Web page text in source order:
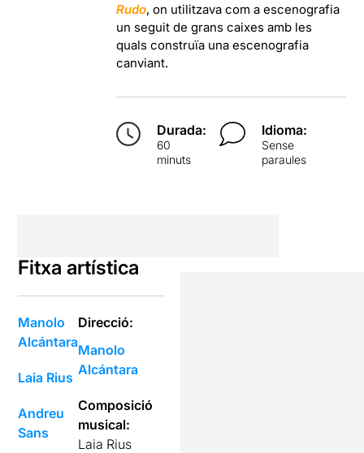
Rudo, on utilitzava com a escenografia
un seguit de grans caixes amb les
quals construïa una escenografia
canviant.
Durada:
60
minuts
Idioma:
Sense
paraules
Fitxa artística
Manolo
Alcántara
Laia Rius
Andreu
Sans
Direcció:
Manolo
Alcántara
Composició
musical:
Laia Rius